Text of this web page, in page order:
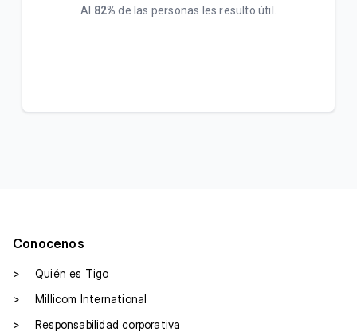
Al 82% de las personas les resulto útil.
Conocenos
>
Quién es Tigo
>
Millicom International
>
Responsabilidad corporativa